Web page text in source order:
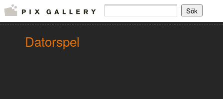
Datorspel